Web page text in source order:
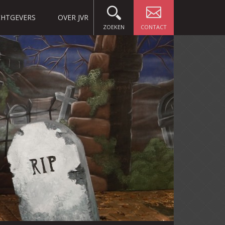
OVER JVR
CONTACT
ZOEKEN